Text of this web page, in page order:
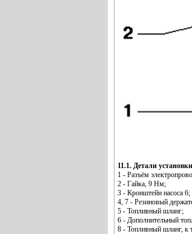
11.1. Детали
1 - Разъём
2 - Гайка, 9 Нм;
3 - Кронштейн насоса 6;
4, 7 - Резиновый
5 - Топливный шланг;
6 - Дополнительный
8 - Топливный шланг, к